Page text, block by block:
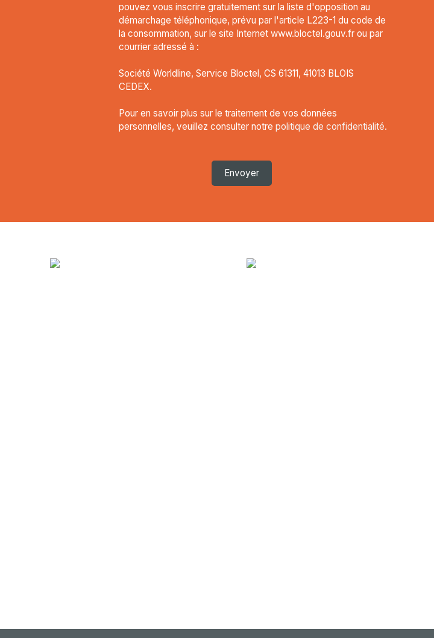
pouvez vous inscrire gratuitement sur la liste d'opposition au
démarchage téléphonique, prévu par l'article L223-1 du code de
la consommation, sur le site Internet www.bloctel.gouv.fr ou par
courrier adressé à :
Société Worldline, Service Bloctel, CS 61311, 41013 BLOIS
CEDEX.
Pour en savoir plus sur le traitement de vos données
personnelles, veuillez consulter notre politique de confidentialité.
Envoyer